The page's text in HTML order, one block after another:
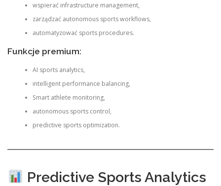
wspierać infrastructure management,
zarządzać autonomous sports workflows,
automatyzować sports procedures.
Funkcje premium:
AI sports analytics,
intelligent performance balancing,
Smart athlete monitoring,
autonomous sports control,
predictive sports optimization.
Predictive Sports Analytics